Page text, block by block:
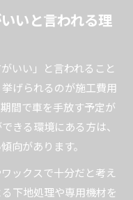
いと言われる理
いい」と言われること
げられるのが施工費用
間で車を手放す予定が
きる環境にある方は、
向があります。
ックスで十分だと考え
下地処理や専用機材を